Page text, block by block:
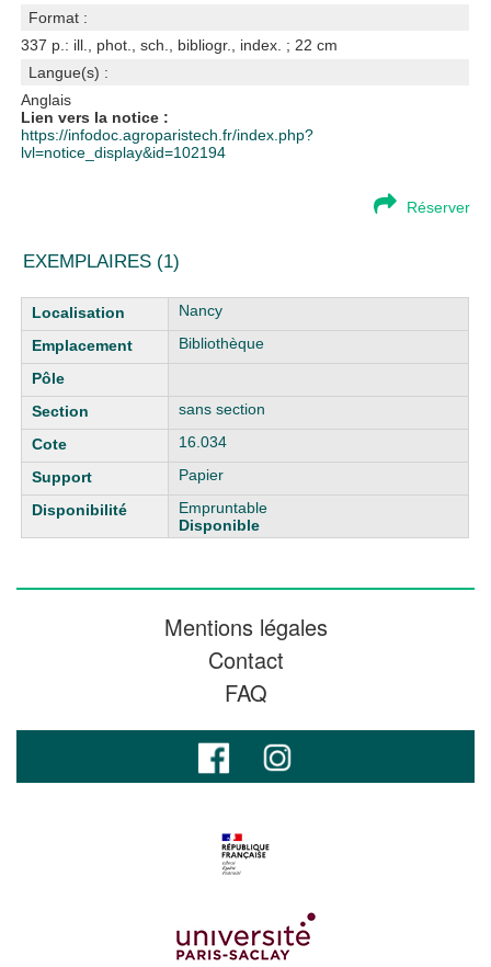
Format :
337 p.: ill., phot., sch., bibliogr., index. ; 22 cm
Langue(s) :
Anglais
Lien vers la notice :
https://infodoc.agroparistech.fr/index.php?
lvl=notice_display&id=102194
Réserver
EXEMPLAIRES (1)
Liste des exemplaires
Nancy
Bibliothèque
sans section
16.034
Papier
Empruntable
Disponible
Mentions légales
Contact
FAQ